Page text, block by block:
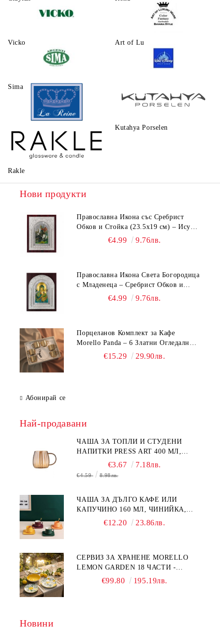
Vicko Art of Luxury Ware
Sima
La Reine Kutahya Porselen
Rakle
Нови продукти
Православна Икона със Сребрист
Обков и Стойка (23.5х19 см) – Исус
Христос, Св. Георги, Св. Николай
€4.99 9.76лв.
Православна Икона Света Богородица
с Младенеца – Сребрист Обков и
Стойка (23.5х19 см, 6 Модела)
€4.99 9.76лв.
Порцеланов Комплект за Кафе
Morello Panda – 6 Златни Огледални
Чаши с Анаморфно Отражение и
€15.29 29.90лв.
Абонирай се
Най-продавани
ЧАША ЗА ТОПЛИ И СТУДЕНИ
НАПИТКИ PRESS ART 400 МЛ,
БОРОСИЛИКАТНО СТЪКЛО
€3.67 7.18лв.
€4.59 8.98лв.
ЧАША ЗА ДЪЛГО КАФЕ ИЛИ
КАПУЧИНО 160 МЛ, ЧИНИЙКА,
ЛЪЖИЧКА GREEN, ORANGE LOVE
€12.20 23.86лв.
СЕРВИЗ ЗА ХРАНЕНЕ MORELLO
LEMON GARDEN 18 ЧАСТИ -
ПОРЦЕЛАН€99.80 195.19лв.
Новини